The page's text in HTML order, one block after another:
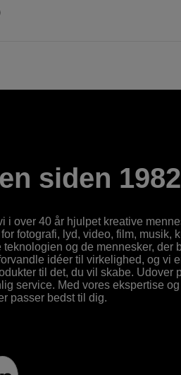
siden 1982
i over 40 år hjulpet kreative
fotografi, lyd, video, film, musik,
og de mennesker, der
idéer til virkelighed, og vi
til det, du vil skabe. Udover
service. Med vores ekspertise
passer bedst til dig.